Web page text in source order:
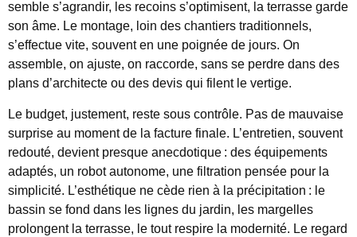
semble s’agrandir, les recoins s’optimisent, la terrasse garde
son âme. Le montage, loin des chantiers traditionnels,
s’effectue vite, souvent en une poignée de jours. On
assemble, on ajuste, on raccorde, sans se perdre dans des
plans d’architecte ou des devis qui filent le vertige.
Le budget, justement, reste sous contrôle. Pas de mauvaise
surprise au moment de la facture finale. L’entretien, souvent
redouté, devient presque anecdotique : des équipements
adaptés, un robot autonome, une filtration pensée pour la
simplicité. L’esthétique ne cède rien à la précipitation : le
bassin se fond dans les lignes du jardin, les margelles
prolongent la terrasse, le tout respire la modernité. Le regard